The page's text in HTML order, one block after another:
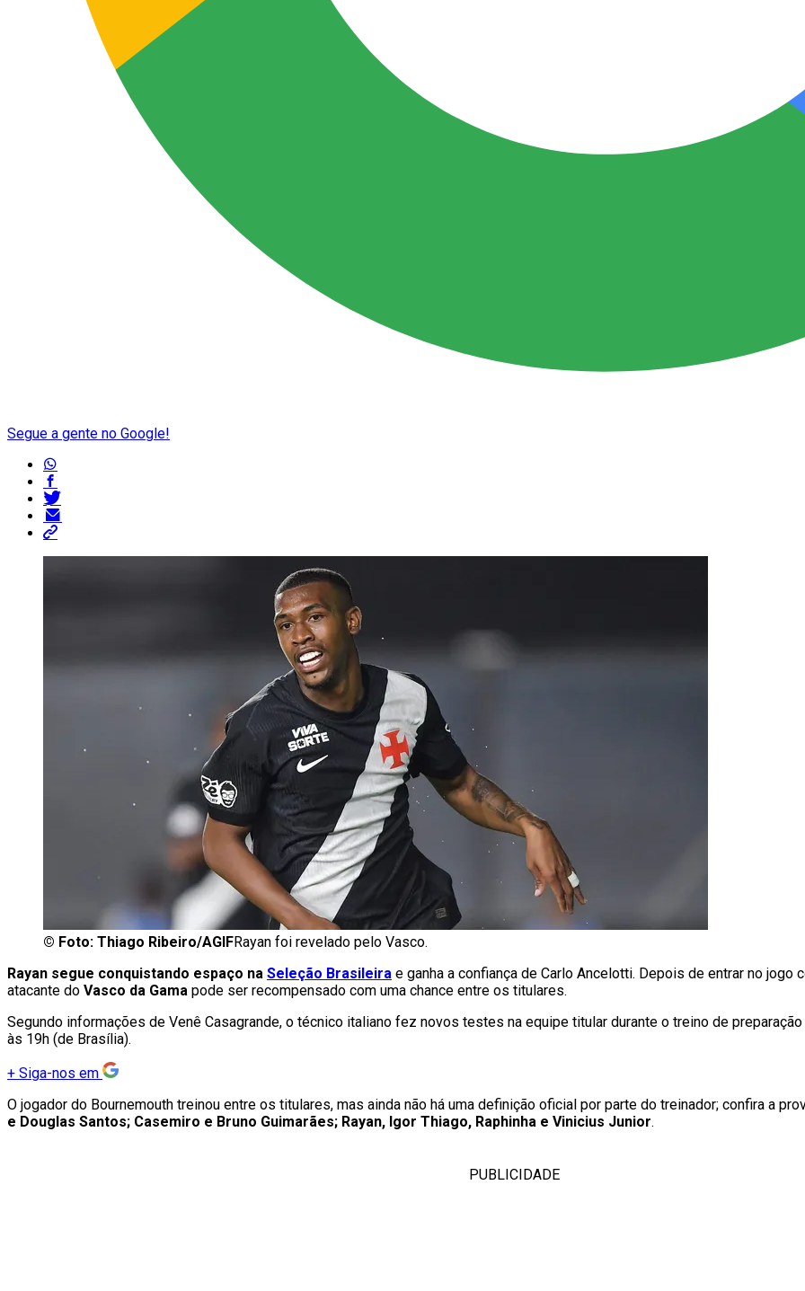
Segue a gente no Google!
© Foto: Thiago Ribeiro/AGIFRayan foi revelado pelo Vasco.
Rayan segue conquistando espaço na Seleção Brasileira e ganha a confiança de Carlo Ancelotti. Depois de entrar no
atacante do Vasco da Gama pode ser recompensado com uma chance entre os titulares.
Segundo informações de Venê Casagrande, o técnico italiano fez novos testes na equipe titular durante o treino de
às 19h (de Brasília).
+ Siga-nos em
O jogador do Bournemouth treinou entre os titulares, mas ainda não há uma definição oficial por parte do treinador; confira a
e Douglas Santos; Casemiro e Bruno Guimarães; Rayan, Igor Thiago, Raphinha e Vinicius Junior.
PUBLICIDADE